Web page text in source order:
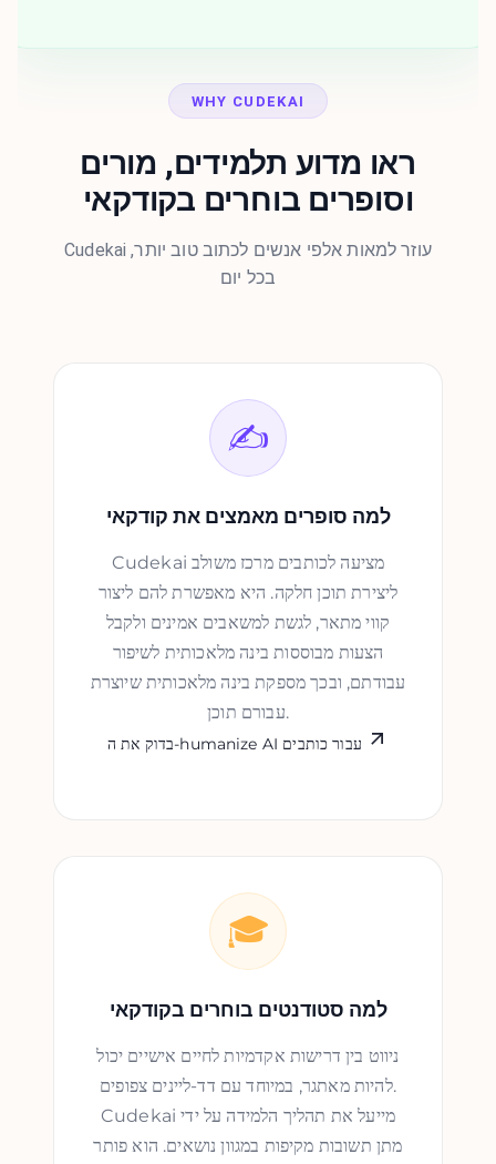
WHY CUDEKAI
ראו מדוע תלמידים, מורים
וסופרים בוחרים בקודקאי
Cudekai עוזר למאות אלפי אנשים לכתוב טוב יותר,
בכל יום
✍️
למה סופרים מאמצים את קודקאי
Cudekai מציעה לכותבים מרכז משולב
ליצירת תוכן חלקה. היא מאפשרת להם ליצור
קווי מתאר, לגשת למשאבים אמינים ולקבל
הצעות מבוססות בינה מלאכותית לשיפור
עבודתם, ובכך מספקת בינה מלאכותית שיוצרת
עבורם תוכן.
בדוק את ה-humanize AI עבור כותבים
🎓
למה סטודנטים בוחרים בקודקאי
ניווט בין דרישות אקדמיות לחיים אישיים יכול
להיות מאתגר, במיוחד עם דד-ליינים צפופים.
Cudekai מייעל את תהליך הלמידה על ידי
מתן תשובות מקיפות במגוון נושאים. הוא פותר